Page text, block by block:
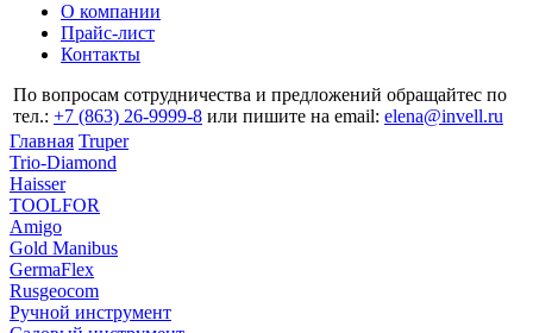
О компании
Прайс-лист
Контакты
По вопросам сотрудничества и предложений обращайтес по
тел.: +7 (863) 26‐9999‐8 или пишите на email: elena@invell.ru
Главная Truper
Trio-Diamond
Haisser
TOOLFOR
Amigo
Gold Manibus
GermaFlex
Rusgeocom
Ручной инструмент